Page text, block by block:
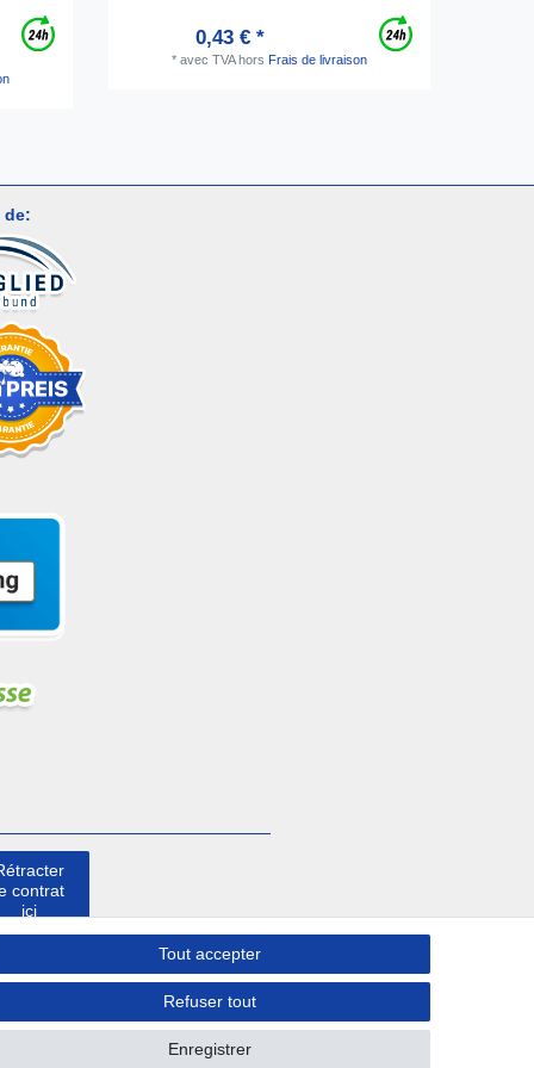
0,43 € *
* avec TVAhors Frais de livraison
de:
Tout accepter
Refuser tout
Enregistrer
contrat
ici